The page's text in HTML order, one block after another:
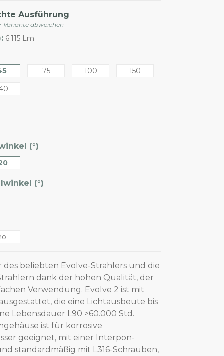
Ausführung
Variante abweichen
6.115 Lm
75 100
150
(°)
(°)
des beliebten Evolve-Strahlers und die
dank der hohen Qualität, der
Verwendung. Evolve 2 ist mit
die eine Lichtausbeute bis
Lebensdauer L90 >60.000 Std.
ist für korrosive
geeignet, mit einer Interpon-
standardmäßig mit L316-Schrauben,